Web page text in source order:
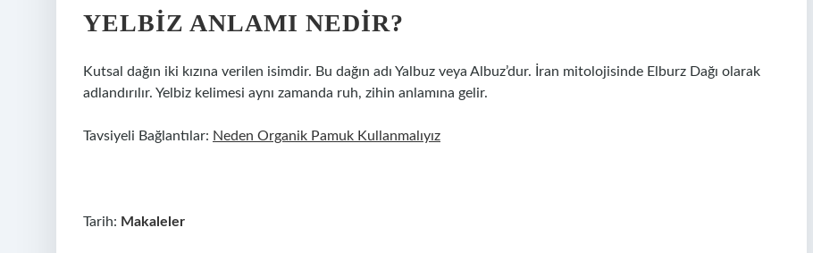
YELBIZ ANLAMI NEDIR?
Kutsal dağın iki kızına verilen isimdir. Bu dağın adı Yalbuz veya Albuz’dur. İran mitolojisinde Elburz Dağı olarak
adlandırılır. Yelbiz kelimesi aynı zamanda ruh, zihin anlamına gelir.
Tavsiyeli Bağlantılar: Neden Organik Pamuk Kullanmalıyız
Tarih: Makaleler